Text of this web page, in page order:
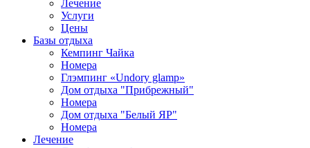
Лечение
Услуги
Цены
Базы отдыха
Кемпинг Чайка
Номера
Глэмпинг «Undory glamp»
Дом отдыха "Прибрежный"
Номера
Дом отдыха "Белый ЯР"
Номера
Лечение